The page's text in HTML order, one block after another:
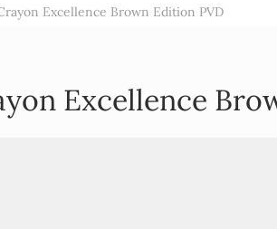
Excellence Brown Edition PVD
Excellence